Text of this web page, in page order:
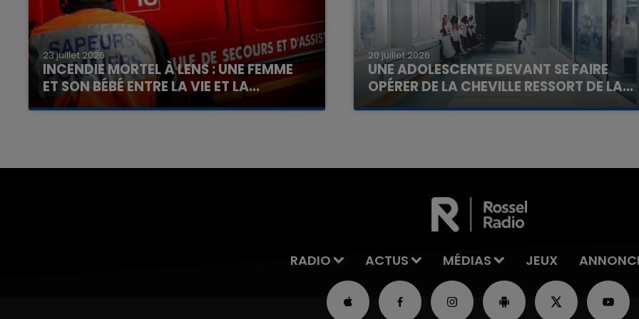
23 juillet 2026
INCENDIE MORTEL À LENS : UNE FEMME
ET SON BÉBÉ ENTRE LA VIE ET LA...
Un homme s'est immolé par le feu après avoir
20 juillet 2026
UNE ADOLESCENTE DEVANT SE FAIRE
OPÉRER DE LA CHEVILLE RESSORT DE LA...
La famille a porté plainte contre la clinique qui a
RADIO ACTUS MÉDIAS JEUX